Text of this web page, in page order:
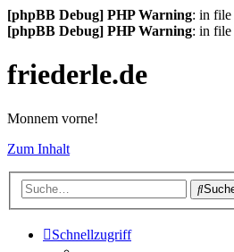
[phpBB Debug] PHP Warning: in file
[phpBB Debug] PHP Warning: in file
friederle.de
Monnem vorne!
Zum Inhalt
Schnellzugriff